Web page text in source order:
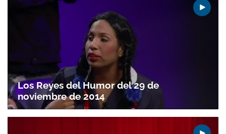
Los Reyes del Humor del 29 de
noviembre de 2014